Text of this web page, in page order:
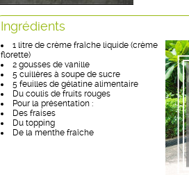
Ingrédients
1 litre de crème fraîche liquide (crème
florette)
2 gousses de vanille
5 cuillères à soupe de sucre
5 feuilles de gélatine alimentaire
Du coulis de fruits rouges
Pour la présentation :
Des fraises
Du topping
De la menthe fraîche